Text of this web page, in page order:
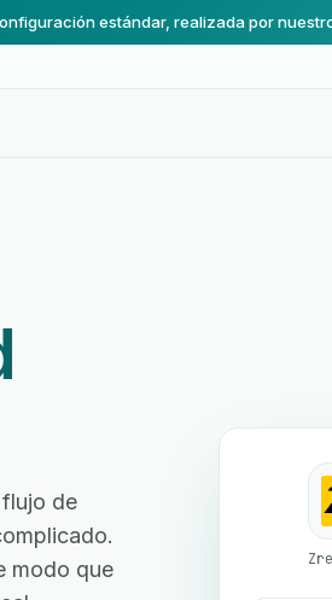
estándar, realizada por
de
modo que